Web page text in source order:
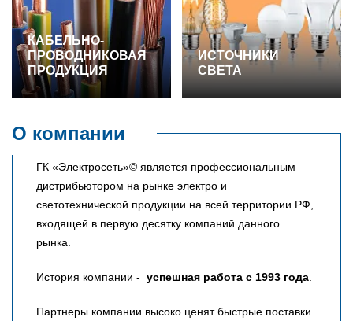
КАБЕЛЬНО-
ПРОВОДНИКОВАЯ
ПРОДУКЦИЯ
ИСТОЧНИКИ
СВЕТА
О компании
ГК «Электросеть»© является профессиональным
дистрибьютором на рынке электро и
светотехнической продукции на всей территории РФ,
входящей в первую десятку компаний данного
рынка.
История компании - успешная работа с 1993 года.
Партнеры компании высоко ценят быстрые поставки